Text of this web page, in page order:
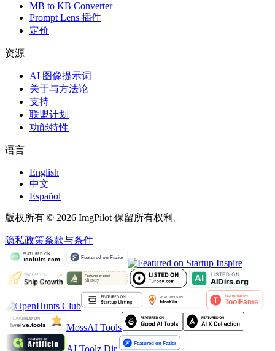
MB to KB Converter
Prompt Lens 插件
定价
资源
AI 图像提示词
关于与方法论
支持
联盟计划
功能特性
语言
English
中文
Español
版权所有 © 2026 ImgPilot 保留所有权利。
隐私政策条款与条件
MossAI Tools
AI Toolz Dir